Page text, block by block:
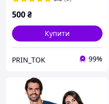
500₴
Купити
PRIN_TOK 99%